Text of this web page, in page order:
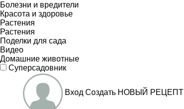
Болезни и вредители
Красота и здоровье
Растения
Растения
Поделки для сада
Видео
Домашние животные
Суперсадовник
Вход Создать НОВЫЙ РЕЦЕПТ